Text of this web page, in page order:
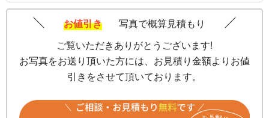
お値引き
写真で概算見積もり
ご覧いただきありがとうございます!
お写真をお送り頂いた方には、お見積り金額よりお値
引きをさせて頂いております。